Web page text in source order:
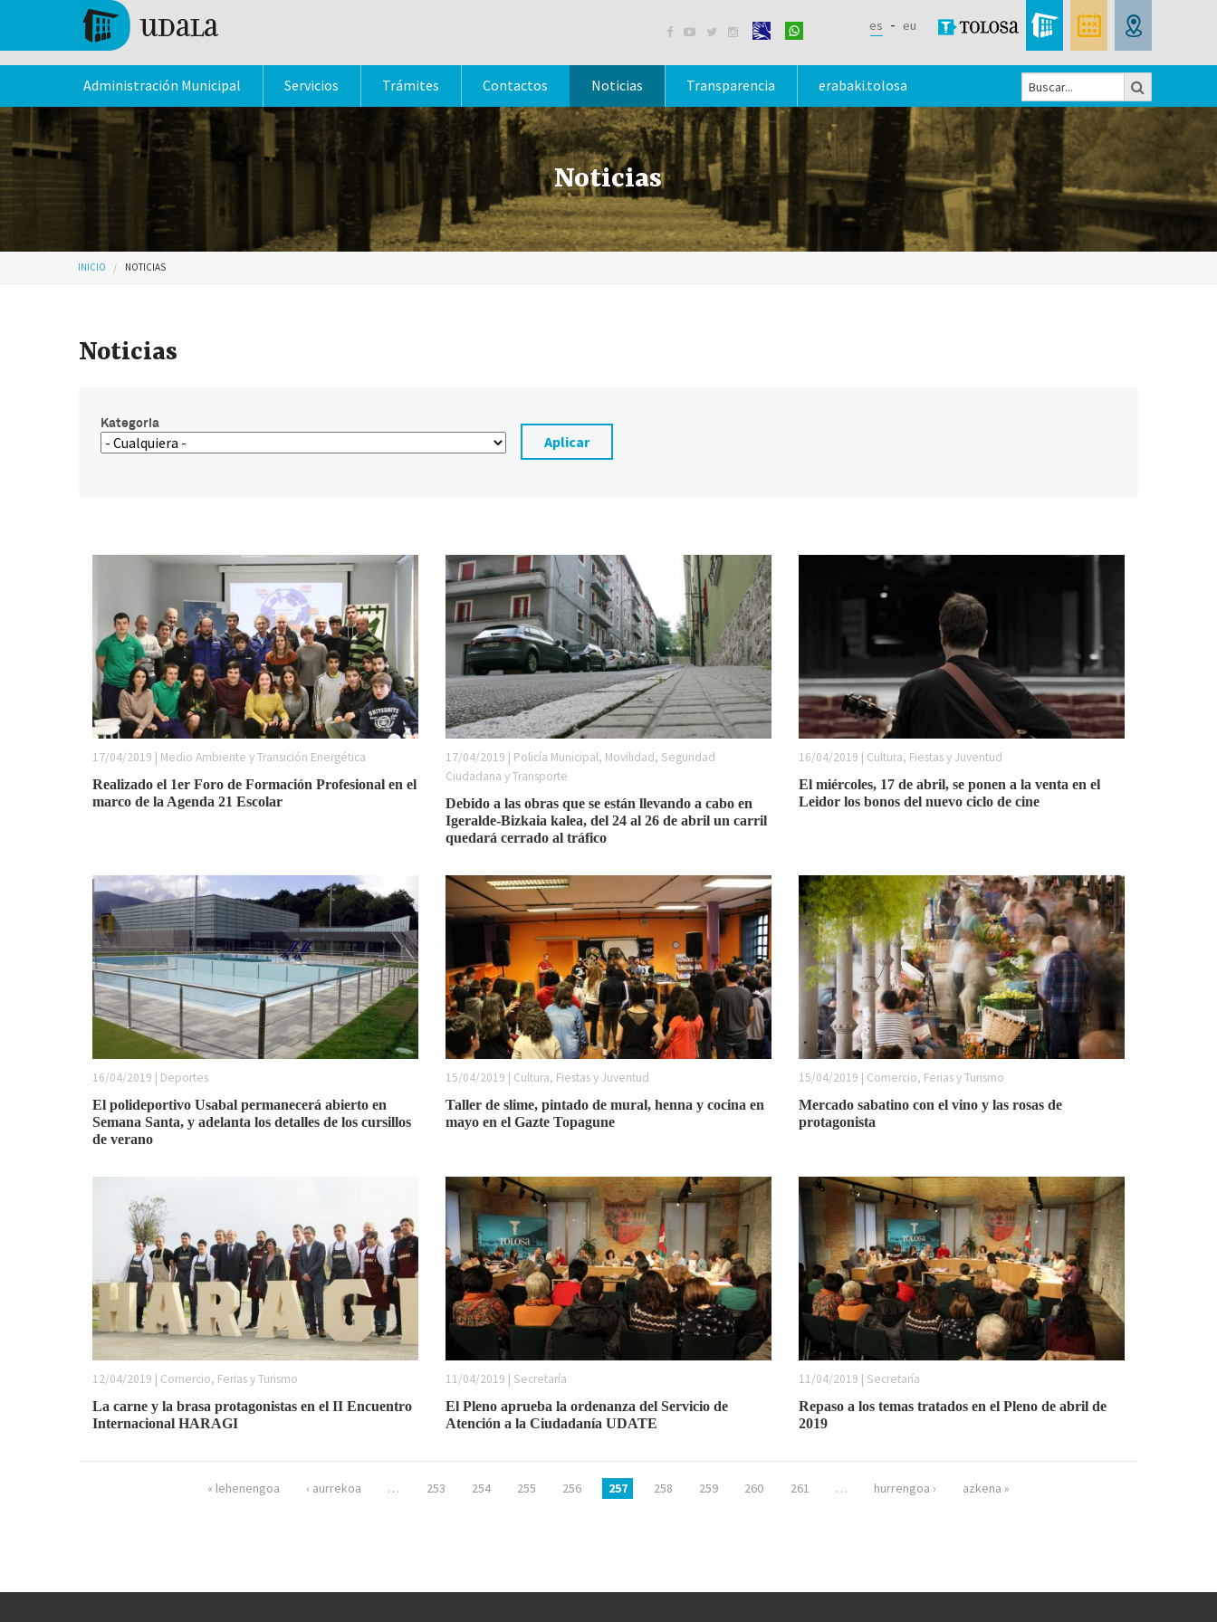
Pasar al contenido principal
    es eu
Formulario
de
búsqueda
Administración Municipal Servicios Trámites Contactos Noticias Transparencia erabaki.tolosa
Noticias
Usted está aquí
INICIO NOTICIAS
Noticias
Kategoria
Aplicar
17/04/2019 | Medio Ambiente y Transición Energética
Realizado el 1er Foro de Formación Profesional en el
marco de la Agenda 21 Escolar
17/04/2019 | Policía Municipal, Movilidad, Seguridad
Ciudadana y Transporte
Debido a las obras que se están llevando a cabo en
Igeralde-Bizkaia kalea, del 24 al 26 de abril un carril
quedará cerrado al tráfico
16/04/2019 | Cultura, Fiestas y Juventud
El miércoles, 17 de abril, se ponen a la venta en el
Leidor los bonos del nuevo ciclo de cine
16/04/2019 | Deportes
El polideportivo Usabal permanecerá abierto en
Semana Santa, y adelanta los detalles de los cursillos
de verano
15/04/2019 | Cultura, Fiestas y Juventud
Taller de slime, pintado de mural, henna y cocina en
mayo en el Gazte Topagune
15/04/2019 | Comercio, Ferias y Turismo
Mercado sabatino con el vino y las rosas de
protagonista
12/04/2019 | Comercio, Ferias y Turismo
La carne y la brasa protagonistas en el II Encuentro
Internacional HARAGI
11/04/2019 | Secretaría
El Pleno aprueba la ordenanza del Servicio de
Atención a la Ciudadanía UDATE
11/04/2019 | Secretaría
Repaso a los temas tratados en el Pleno de abril de
2019
Páginas« lehenengoa ‹ aurrekoa … 253 254 255 256 257 258 259 260 261 … hurrengoa › azkena »